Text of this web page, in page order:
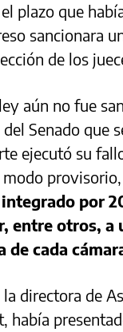
plazo que
sancionara
de los
aún no fue
Senado que
ejecutó su
modo provisorio,
por
entre otros, a
de cada
directora de
había